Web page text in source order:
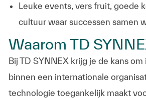
Leuke events, vers fruit, goede
cultuur waar successen samen
Waarom TD
Bij TD SYNNEX krijg je de kans
binnen een internationale
technologie toegankelijk maakt